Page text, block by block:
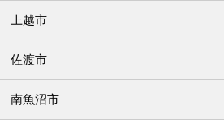
上越市
佐渡市
南魚沼市